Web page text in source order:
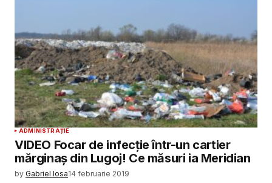
ADMINISTRAȚIE
VIDEO Focar de infecție într-un cartier
mărginaș din Lugoj! Ce măsuri ia Meridian
by Gabriel Iosa14 februarie 2019